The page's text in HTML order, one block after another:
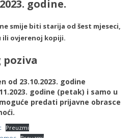
godine.
smije biti starija od šest mjeseci,
ili ovjerenoj kopiji.
od 23.10.2023. godine
godine (petak) i samo u
predati prijavne obrasce
Preuzmi